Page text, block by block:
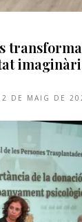
transforma
DE MAIG DE